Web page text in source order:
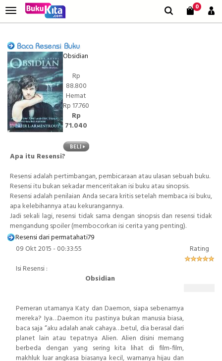
0
Obsidian
Rp
88.800
Hemat
Rp 17.760
Rp
71.040
Apa itu Resensi?
Resensi adalah pertimbangan, pembicaraan atau ulasan sebuah buku.
Resensi itu bukan sekadar menceritakan isi buku atau sinopsis.
Resensi adalah penilaian Anda secara kritis setelah membaca isi buku,
apa kelebihannya atau kekurangannya.
Jadi sekali lagi, resensi tidak sama dengan sinopsis dan resensi tidak
mengandung spoiler (membocorkan isi cerita yang penting).
Resensi daripermatahati79
09 Okt 2015 - 00:33:55
Isi Resensi :
Obsidian
Pemeran utamanya Katy dan Daemon, siapa sebenarnya
mereka? Iya…Daemon itu pastinya bukan manusia biasa,
baca saja “aku adalah anak cahaya…betul, dia berasal dari
planet lain atau tepatnya Alien. Alien disini memang
berbeda dengan yang sering kita lihat di film-film,
makhluk luar angkasa biasanya kecil, warnanya hijau dan
Rating